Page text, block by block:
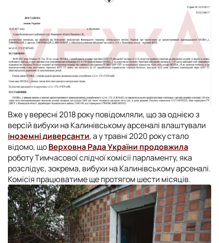
Вже у вересні 2018 року повідомляли, що за однією з
версій вибухи на Калинівському арсеналі влаштували
іноземні диверсанти, а у травні 2020 року стало
відомо, щоВерховна Рада України продовжила
роботу Тимчасової слідчої комісії парламенту, яка
розслідує, зокрема, вибухи на Калинівському арсеналі.
Комісія працюватиме ще протягом шести місяців.